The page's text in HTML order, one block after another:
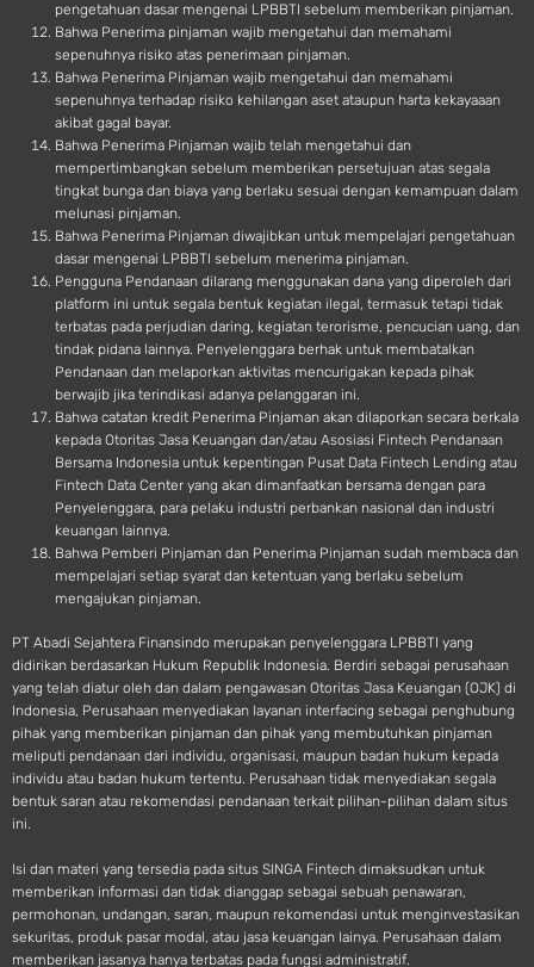
pengetahuan dasar mengenai LPBBTI sebelum memberikan pinjaman.
Bahwa Penerima pinjaman wajib mengetahui dan memahami
sepenuhnya risiko atas penerimaan pinjaman.
Bahwa Penerima Pinjaman wajib mengetahui dan memahami
sepenuhnya terhadap risiko kehilangan aset ataupun harta kekayaaan
akibat gagal bayar.
Bahwa Penerima Pinjaman wajib telah mengetahui dan
mempertimbangkan sebelum memberikan persetujuan atas segala
tingkat bunga dan biaya yang berlaku sesuai dengan kemampuan dalam
melunasi pinjaman.
Bahwa Penerima Pinjaman diwajibkan untuk mempelajari pengetahuan
dasar mengenai LPBBTI sebelum menerima pinjaman.
Pengguna Pendanaan dilarang menggunakan dana yang diperoleh dari
platform ini untuk segala bentuk kegiatan ilegal, termasuk tetapi tidak
terbatas pada perjudian daring, kegiatan terorisme, pencucian uang, dan
tindak pidana lainnya. Penyelenggara berhak untuk membatalkan
Pendanaan dan melaporkan aktivitas mencurigakan kepada pihak
berwajib jika terindikasi adanya pelanggaran ini.
Bahwa catatan kredit Penerima Pinjaman akan dilaporkan secara berkala
kepada Otoritas Jasa Keuangan dan/atau Asosiasi Fintech Pendanaan
Bersama Indonesia untuk kepentingan Pusat Data Fintech Lending atau
Fintech Data Center yang akan dimanfaatkan bersama dengan para
Penyelenggara, para pelaku industri perbankan nasional dan industri
keuangan lainnya.
Bahwa Pemberi Pinjaman dan Penerima Pinjaman sudah membaca dan
mempelajari setiap syarat dan ketentuan yang berlaku sebelum
mengajukan pinjaman.
PT Abadi Sejahtera Finansindo merupakan penyelenggara LPBBTI yang
didirikan berdasarkan Hukum Republik Indonesia. Berdiri sebagai perusahaan
yang telah diatur oleh dan dalam pengawasan Otoritas Jasa Keuangan (OJK) di
Indonesia, Perusahaan menyediakan layanan interfacing sebagai penghubung
pihak yang memberikan pinjaman dan pihak yang membutuhkan pinjaman
meliputi pendanaan dari individu, organisasi, maupun badan hukum kepada
individu atau badan hukum tertentu. Perusahaan tidak menyediakan segala
bentuk saran atau rekomendasi pendanaan terkait pilihan-pilihan dalam situs
ini.
Isi dan materi yang tersedia pada situs SINGA Fintech dimaksudkan untuk
memberikan informasi dan tidak dianggap sebagai sebuah penawaran,
permohonan, undangan, saran, maupun rekomendasi untuk menginvestasikan
sekuritas, produk pasar modal, atau jasa keuangan lainya. Perusahaan dalam
memberikan jasanya hanya terbatas pada fungsi administratif.